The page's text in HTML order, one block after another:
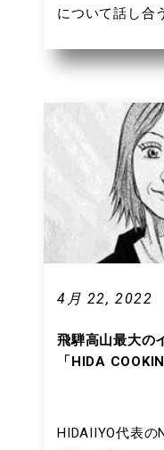
について話し合
に、観光業の未
実際に存在する
するケースステ
す。前半の知識
だけあって独自
ており、実務と
触れるという
提案をするので
り組んでいるこ
実務的な観点か
象だったのです
4月 22, 2022
飛騨高山最大の
「HIDA
HIDAIIYO代表の